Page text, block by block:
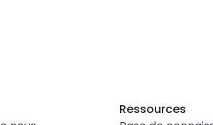
Ressources